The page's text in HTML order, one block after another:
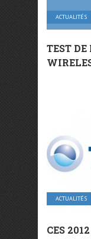
ACTUALITÉS
TEST
ACTUALITÉS
CES